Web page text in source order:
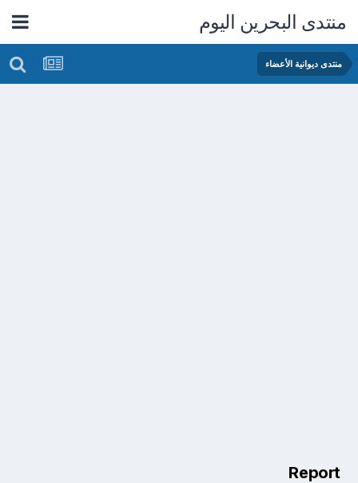
منتدى البحرين اليوم
منتدى ديوانية الأعضاء
Report